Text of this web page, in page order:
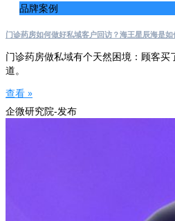
品牌案例
门诊药房如何做好私域客户回访？海王星辰海是
门诊药房做私域有个天然困境：顾客
道。
查看 »
企微研究院-发布